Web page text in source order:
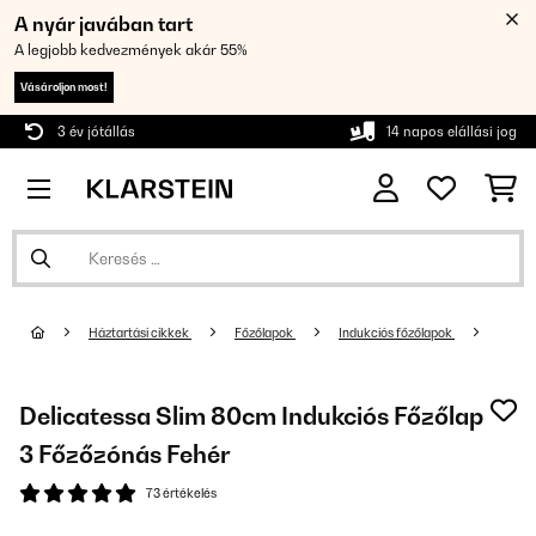
A nyár javában tart
A legjobb kedvezmények akár 55%
Vásároljon most!
3 év jótállás 14 napos elállási jog
Háztartási cikkek Főzőlapok Indukciós főzőlapok
Delicatessa Slim 80cm Indukciós Főzőlap
3 Főzőzónás Fehér
73 értékelés